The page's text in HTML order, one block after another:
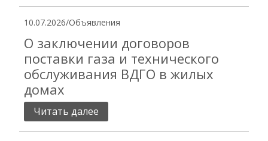
10.07.2026/Объявления
О заключении договоров
поставки газа и технического
обслуживания ВДГО в жилых
домах
Читать далее